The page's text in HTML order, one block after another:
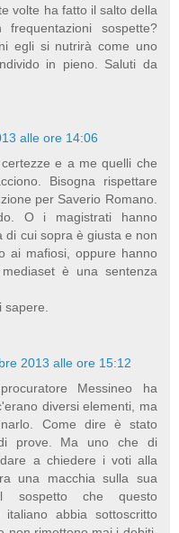
volte ha fatto il salto della
sospette?
egli si nutrirà come uno
in pieno. Saluti da
alle ore 14:06
e a me quelli che
Bisogna rispettare
per Saverio Romano.
O i magistrati hanno
di cui sopra è giusta e non
ai mafiosi, oppure hanno
è una sentenza
2013 alle ore 15:12
Messineo ha
diversi elementi, ma
Come dire è stato
prove. Ma uno che di
a chiedere i voti alla
una macchia sulla sua
sospetto che questo
abbia sottoscritto